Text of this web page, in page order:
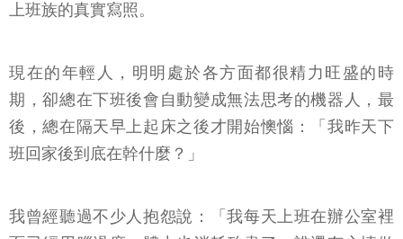
上班族的真實寫照。
現在的年輕人，明明處於各方面都很精力旺盛的時
期，卻總在下班後會自動變成無法思考的機器人，最
後，總在隔天早上起床之後才開始懊惱：「我昨天下
班回家後到底在幹什麼？」
我曾經聽過不少人抱怨說：「我每天上班在辦公室裡